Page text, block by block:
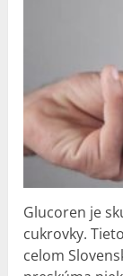
Glucoren je
cukrovky.
celom